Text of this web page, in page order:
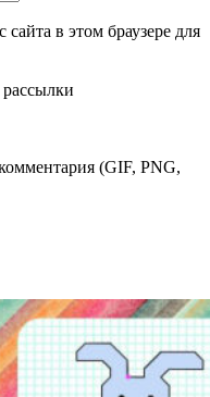
в этом браузере для
(GIF, PNG,